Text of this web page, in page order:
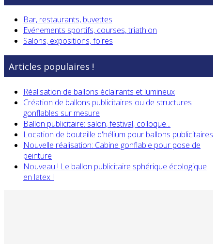
Bar, restaurants, buvettes
Evénements sportifs, courses, triathlon
Salons, expositions, foires
Articles populaires !
Réalisation de ballons éclairants et lumineux
Création de ballons publicitaires ou de structures
gonflables sur mesure
Ballon publicitaire: salon, festival, colloque...
Location de bouteille d'hélium pour ballons publicitaires
Nouvelle réalisation: Cabine gonflable pour pose de
peinture
Nouveau ! Le ballon publicitaire sphérique écologique
en latex !